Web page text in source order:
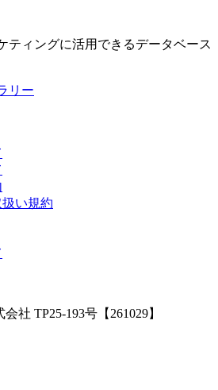
ティングに活用できるデータベース
い規約
社 TP25-193号【261029】